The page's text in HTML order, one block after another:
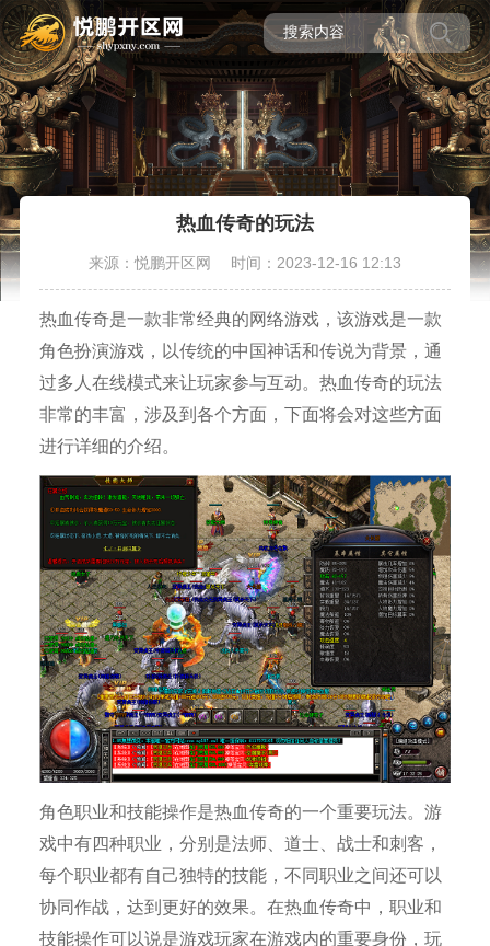
热血传奇的玩法
来源：悦鹏开区网 时间：2023-12-16 12:13
热血传奇是一款非常经典的网络游戏，该游戏是一款
角色扮演游戏，以传统的中国神话和传说为背景，通
过多人在线模式来让玩家参与互动。热血传奇的玩法
非常的丰富，涉及到各个方面，下面将会对这些方面
进行详细的介绍。
角色职业和技能操作是热血传奇的一个重要玩法。游
戏中有四种职业，分别是法师、道士、战士和刺客，
每个职业都有自己独特的技能，不同职业之间还可以
协同作战，达到更好的效果。在热血传奇中，职业和
技能操作可以说是游戏玩家在游戏内的重要身份，玩